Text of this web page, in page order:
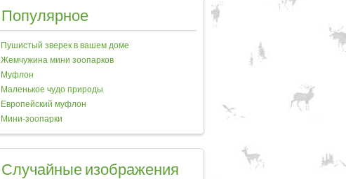
Популярное
Пушистый зверек в вашем доме
Жемчужина мини зоопарков
Муфлон
Маленькое чудо природы
Европейский муфлон
Мини-зоопарки
Случайные изображения